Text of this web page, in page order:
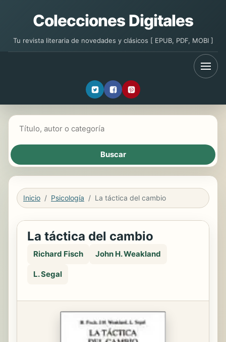
Colecciones Digitales
Tu revista literaria de novedades y clásicos [ EPUB, PDF, MOBI ]
Inicio Psicología La táctica del cambio
La táctica del cambio
Richard Fisch John H. Weakland
L. Segal